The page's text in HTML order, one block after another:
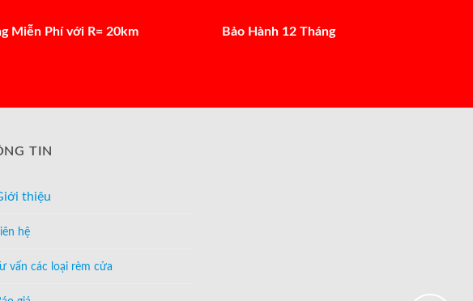
Miễn Phí với R= 20km Bảo Hành 12 Tháng
TIN
thiệu
hệ
Tư vấn các loại rèm cửa